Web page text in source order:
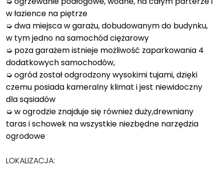
w łazience na piętrze
➭ dwa miejsca w garażu, dobudowanym do budynku,
w tym jedno na samochód ciężarowy
➭ poza garażem istnieje możliwość zaparkowania 4
dodatkowych samochodów,
➭ ogród został odgrodzony wysokimi tujami, dzięki
czemu posiada kameralny klimat i jest niewidoczny
dla sąsiadów
➭ w ogrodzie znajduje się również duży,drewniany
taras i schowek na wszystkie niezbędne narzędzia
ogrodowe
LOKALIZACJA: